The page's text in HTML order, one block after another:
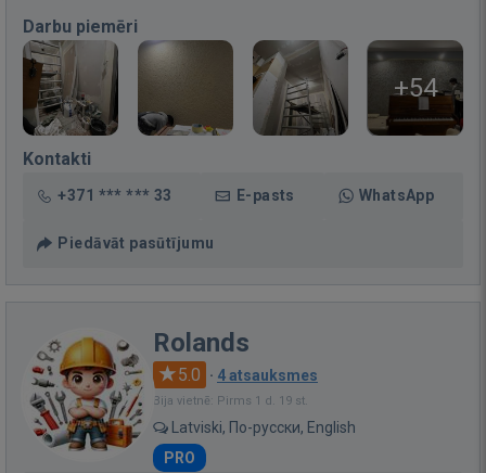
Darbu piemēri
+54
Kontakti
+371 *** *** 33 E-pasts WhatsApp
Piedāvāt pasūtījumu
Rolands
5.0 · 4 atsauksmes
Bija vietnē: Pirms 1 d. 19 st.
Latviski, По-русски, English
PRO